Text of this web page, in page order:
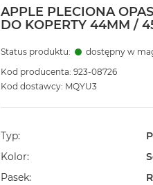
APPLE PLECIONA
DO KOPERTY 44MM /
Status produktu:
dostępny w
Kod producenta: 923-08726
Kod dostawcy: MQYU3
Typ
Kolor
Pasek